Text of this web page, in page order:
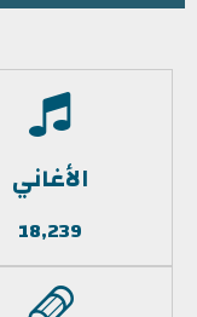
الأغاني
18,239